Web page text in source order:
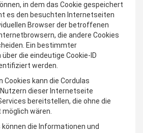
in dem das Cookie gespeichert
es den besuchten Internetseiten
Browser der betroffenen
die andere Cookies
Ein bestimmter
die eindeutige Cookie-ID
werden.
Cookies kann die Cordulas
dieser Internetseite
bereitstellen, die ohne die
wären.
die Informationen und